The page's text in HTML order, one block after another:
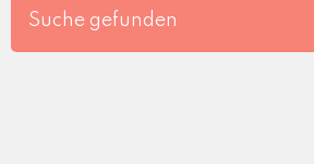
Suche gefunden